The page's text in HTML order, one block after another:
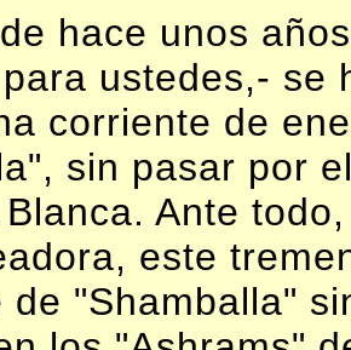
hace unos
ustedes,- se
corriente de
sin pasar por
Ante
este
de "Shamballa"